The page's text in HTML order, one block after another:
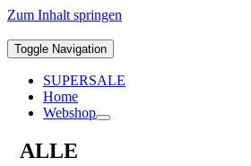
Zum Inhalt springen
Toggle Navigation
SUPERSALE
Home
Webshop
ALLE